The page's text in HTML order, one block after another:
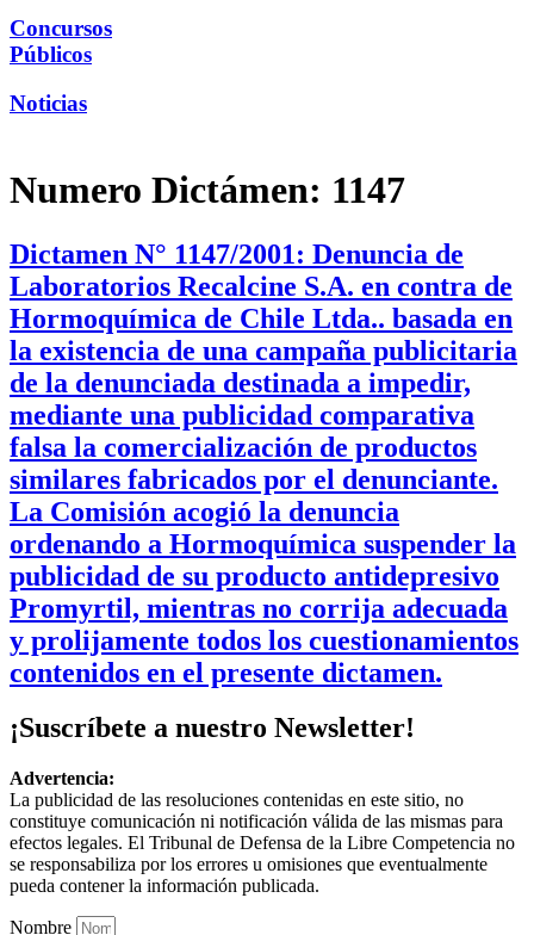
Concursos
Públicos
Noticias
Numero Dictámen: 1147
Dictamen N° 1147/2001: Denuncia de
Laboratorios Recalcine S.A. en contra de
Hormoquímica de Chile Ltda.. basada en
la existencia de una campaña publicitaria
de la denunciada destinada a impedir,
mediante una publicidad comparativa
falsa la comercialización de productos
similares fabricados por el denunciante.
La Comisión acogió la denuncia
ordenando a Hormoquímica suspender la
publicidad de su producto antidepresivo
Promyrtil, mientras no corrija adecuada
y prolijamente todos los cuestionamientos
contenidos en el presente dictamen.
¡Suscríbete a nuestro Newsletter!
Advertencia:
La publicidad de las resoluciones contenidas en este sitio, no
constituye comunicación ni notificación válida de las mismas para
efectos legales. El Tribunal de Defensa de la Libre Competencia no
se responsabiliza por los errores u omisiones que eventualmente
pueda contener la información publicada.
Nombre